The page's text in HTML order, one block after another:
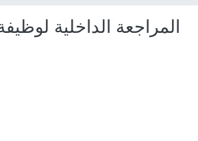
المراجعة الداخلية